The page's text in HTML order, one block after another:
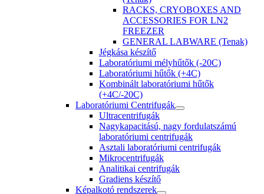
RACKS, CRYOBOXES AND
ACCESSORIES FOR LN2
FREEZER
GENERAL LABWARE (Tenak)
Jégkása készítő
Laboratóriumi mélyhűtők (-20C)
Laboratóriumi hűtők (+4C)
Kombinált laboratóriumi hűtők
(+4C/-20C)
Laboratóriumi Centrifugák
Ultracentrifugák
Nagykapacitású, nagy fordulatszámú
laboratóriumi centrifugák
Asztali laboratóriumi centrifugák
Mikrocentrifugák
Analitikai centrifugák
Gradiens készítő
Képalkotó rendszerek